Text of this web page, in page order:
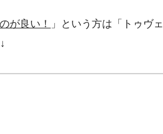
が良い！
」という方は「トゥヴェ